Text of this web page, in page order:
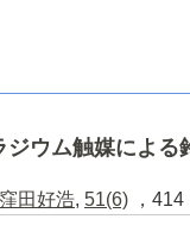
ウム触媒によ
窪田好浩, 51(6) ，